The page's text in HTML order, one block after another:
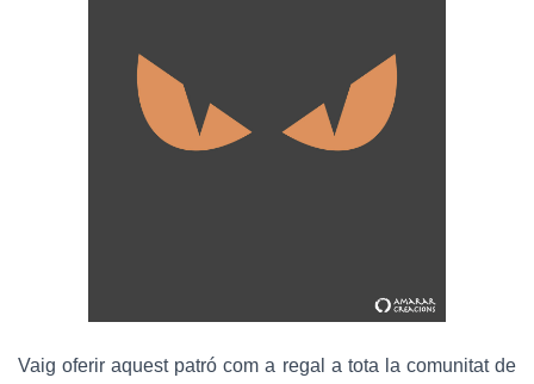
Vaig oferir aquest patró com a regal a tota la comunitat de